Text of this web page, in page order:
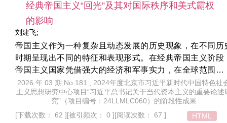
展的“列宁路径”，为甄别当代各式新帝国主义理论提供了理
参照，为洞察百年变局提供了重要的思想武器。
经典帝国主义“回光”及其对国际秩序和美式霸权
的影响
刘建飞;
帝国主义作为一种复杂且动态发展的历史现象，在不同历
时期呈现出不同的特征和表现形式。在经典帝国主义阶段
帝国主义国家凭借强大的经济和军事实力，在全球范围内
行直接的资源掠夺、殖民统治与市场瓜分。二战后进入新
国主义阶段，美国等西方国家的掠夺方式更为隐晦，更多
助其主导的国际经济秩序，用金融操控和技术垄断等间接
段对发展中国家进行间接控制和剥削。特朗普第二任期
2026 年 03 期 No.181 ; 2024年度北京市习近平新时代中国特色社
主义思想研究中心项目“习近平总书记关于当代资本主义的重要论述
究”（项目编号：24LLMLC060）的阶段性成果
[下载次数： 62 ][被引频次： 0 ][阅读次数： 67 ]
HTML